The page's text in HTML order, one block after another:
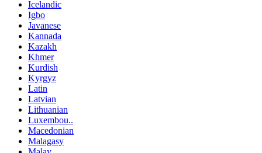
Icelandic
Igbo
Javanese
Kannada
Kazakh
Khmer
Kurdish
Kyrgyz
Latin
Latvian
Lithuanian
Luxembou..
Macedonian
Malagasy